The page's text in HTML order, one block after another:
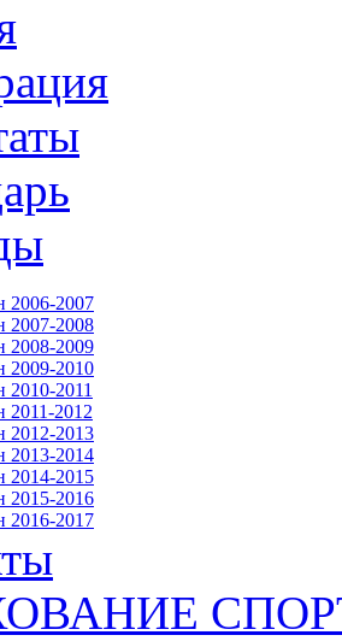
2006-2007
2007-2008
2008-2009
2009-2010
2010-2011
2011-2012
2012-2013
2013-2014
2014-2015
2015-2016
2016-2017